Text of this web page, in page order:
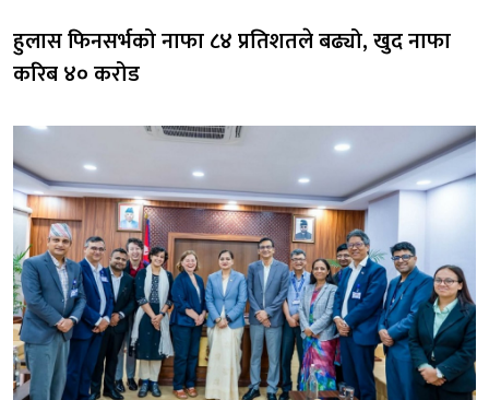
हुलास फिनसर्भको नाफा ८४ प्रतिशतले बढ्यो, खुद नाफा
करिब ४० करोड